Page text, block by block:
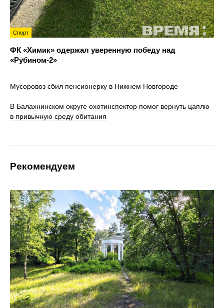
Спорт
ФК «Химик» одержал уверенную победу над
«Рубином‑2»
Мусоровоз сбил пенсионерку в Нижнем Новгороде
В Балахнинском округе охотинспектор помог вернуть цаплю
в привычную среду обитания
Рекомендуем